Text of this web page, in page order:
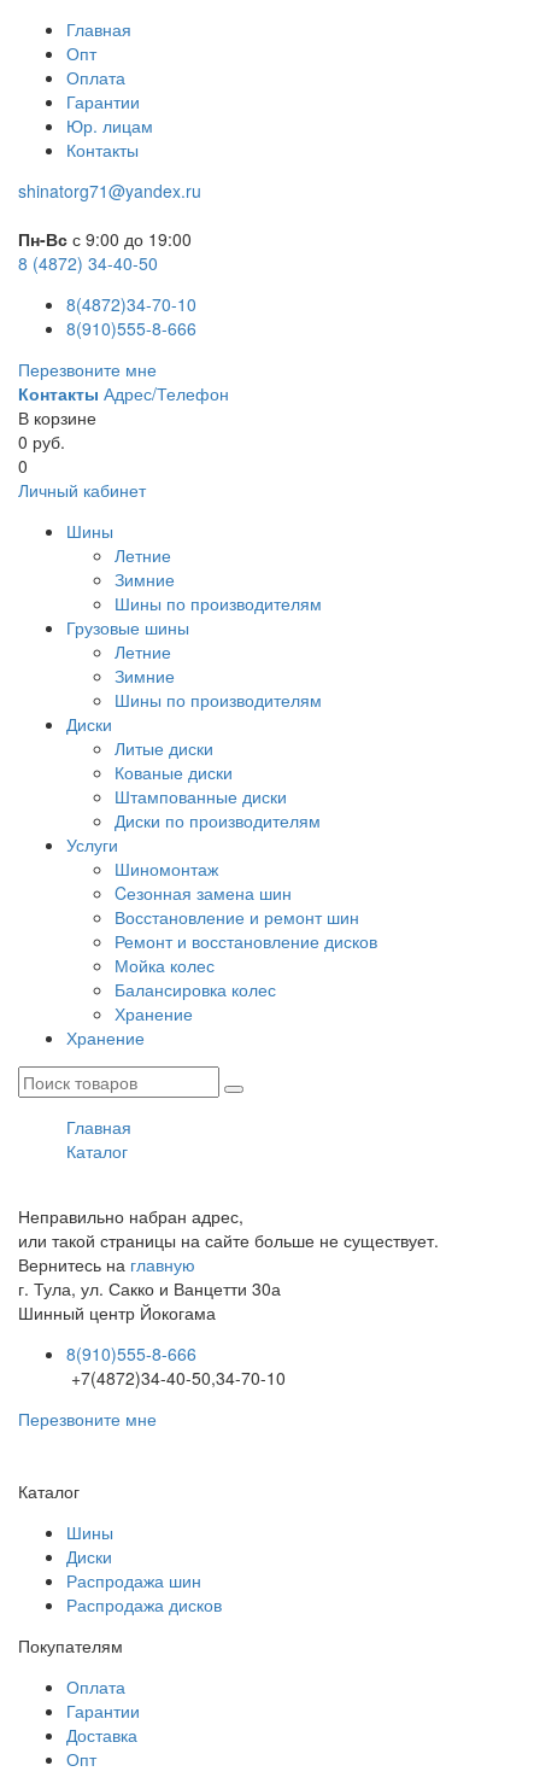
Главная
Опт
Оплата
Гарантии
Юр. лицам
Контакты
shinatorg71@yandex.ru
Пн-Вс с 9:00 до 19:00
8 (4872) 34-40-50
8(4872)34-70-10
8(910)555-8-666
Перезвоните мне
Контакты Адрес/Телефон
В корзине
0 руб.
0
Личный кабинет
Шины
Летние
Зимние
Шины по производителям
Грузовые шины
Летние
Зимние
Шины по производителям
Диски
Литые диски
Кованые диски
Штампованные диски
Диски по производителям
Услуги
Шиномонтаж
Cезонная замена шин
Восстановление и ремонт шин
Ремонт и восстановление дисков
Мойка колес
Балансировка колес
Хранение
Хранение
Главная
Каталог
Неправильно набран адрес,
или такой страницы на сайте больше не существует.
Вернитесь на главную
г. Тула, ул. Сакко и Ванцетти 30а
Шинный центр Йокогама
8(910)555-8-666
+7(4872)34-40-50,34-70-10
Перезвоните мне
Каталог
Шины
Диски
Распродажа шин
Распродажа дисков
Покупателям
Оплата
Гарантии
Доставка
Опт